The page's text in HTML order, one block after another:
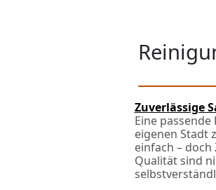
Zuverlässige
Eine
eigenen Stadt
einfach –
Qualität sind